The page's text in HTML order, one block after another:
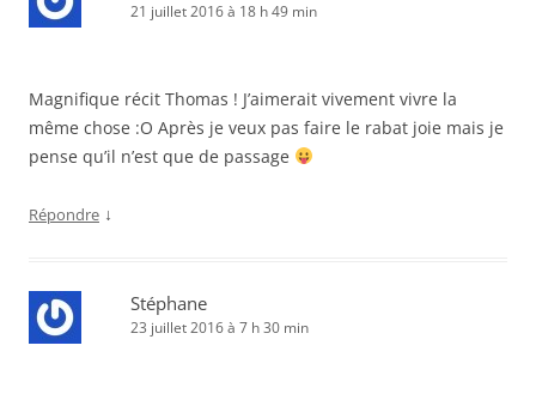
21 juillet 2016 à 18 h 49 min
Magnifique récit Thomas ! J’aimerait vivement vivre la
même chose :O Après je veux pas faire le rabat joie mais je
pense qu’il n’est que de passage
Répondre ↓
Stéphane
23 juillet 2016 à 7 h 30 min